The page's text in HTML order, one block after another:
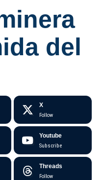
del
X
Follow
Youtube
Subscribe
Threads
Follow